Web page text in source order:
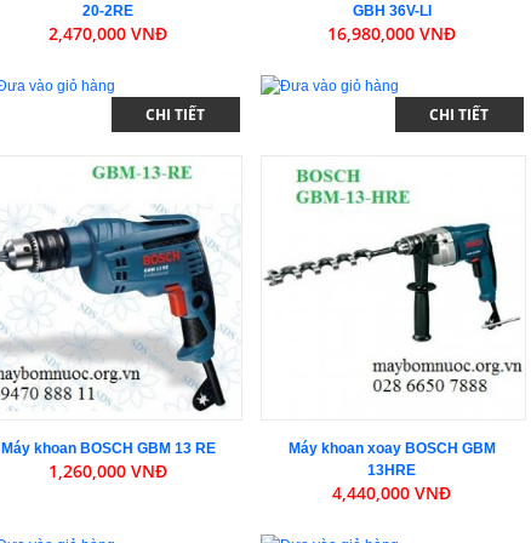
20-2RE
2,470,000 VNĐ
CHI TIẾT
GBH 36V-LI
16,980,000 VNĐ
CHI TIẾT
Máy khoan BOSCH GBM 13 RE
1,260,000 VNĐ
Máy khoan xoay BOSCH GBM
13HRE
4,440,000 VNĐ